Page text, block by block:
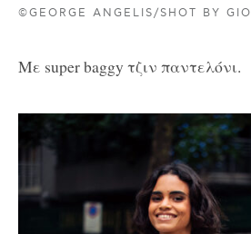
©GEORGE ANGELIS/SHOT BY GIO
Με super baggy τζιν παντελόνι.